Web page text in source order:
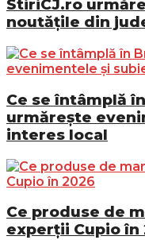
StiriCJ.ro
noutățile din
Ce se întâmplă
urmărește
interes local
Ce produse de
experții Cupio în